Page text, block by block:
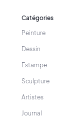
Catégories
Peinture
Dessin
Estampe
Sculpture
Artistes
Journal